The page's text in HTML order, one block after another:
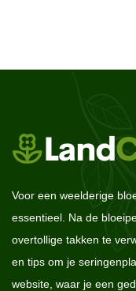
Voor een weelderige
essentieel. Na de
overtollige takken te
en tips om je
website, waar je een